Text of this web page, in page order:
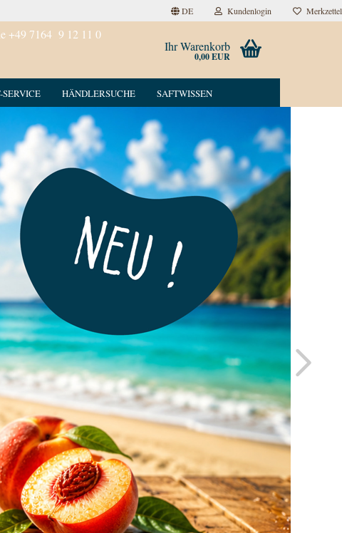
DE Kundenlogin Merkzettel
+49 7164 9 12 11 0
Ihr Warenkorb
0,00 EUR
SERVICE HÄNDLERSUCHE SAFTWISSEN